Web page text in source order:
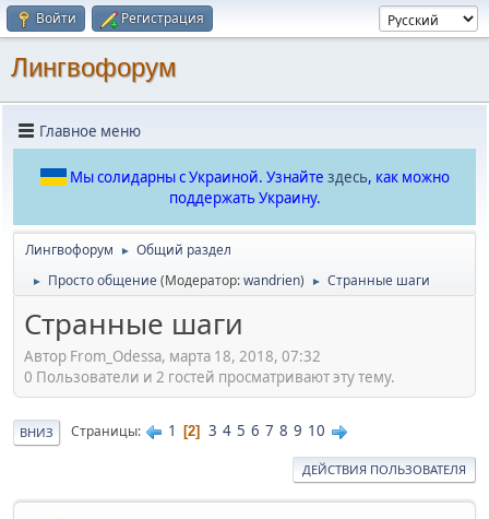
Войти Регистрация
Лингвофорум
Главное меню
Мы солидарны с Украиной. Узнайте здесь, как можно
поддержать Украину.
Лингвофорум ► Общий раздел
► Просто общение(Модератор:wandrien) ► Странные шаги
Странные шаги
Автор From_Odessa, марта 18, 2018, 07:32
0 Пользователи и 2 гостей просматривают эту тему.
ВНИЗ Страницы 1 2 3 4 5 6 7 8 9 10
ДЕЙСТВИЯ ПОЛЬЗОВАТЕЛЯ